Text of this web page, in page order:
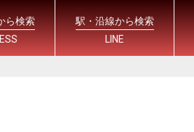
ら検索
駅・沿線から検索
LINE